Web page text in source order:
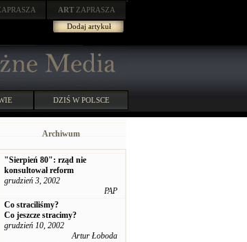
ART ZAPRASZA
Dodaj artykuł
DZIŚ W POLSCE
Archiwum
"Sierpień 80": rząd nie
konsultował reform
grudzień 3, 2002
PAP
Co straciliśmy?
Co jeszcze stracimy?
grudzień 10, 2002
Artur Łoboda